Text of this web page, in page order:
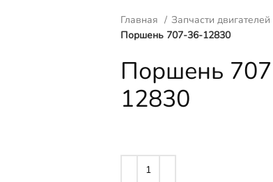
Главная
Запчасти двигателей
Поршень 707-36-12830
Поршень
12830